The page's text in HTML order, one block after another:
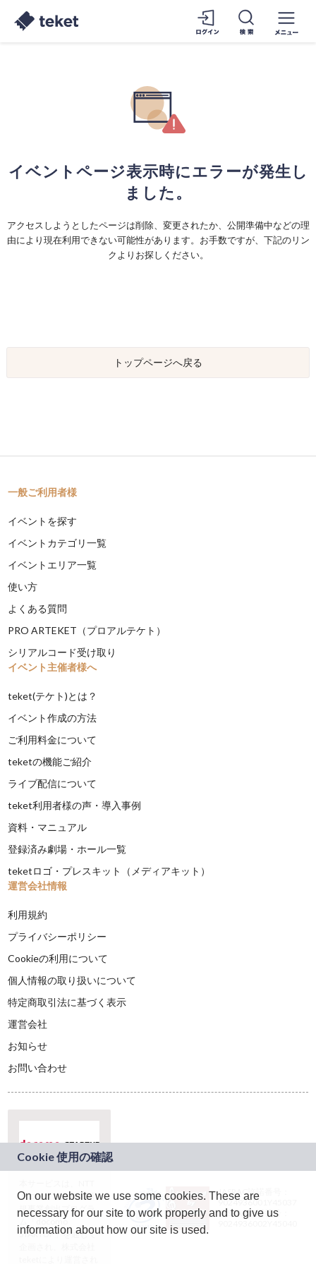
イベントページ表示時にエラーが発生し
ました。
アクセスしようとしたページは削除、変更されたか、公開準備中などの理
由により現在利用できない可能性があります。お手数ですが、下記のリン
クよりお探しください。
トップページへ戻る
一般ご利用者様
イベントを探す
イベントカテゴリ一覧
イベントエリア一覧
使い方
よくある質問
PRO ARTEKET（プロアルテケト）
シリアルコード受け取り
イベント主催者様へ
teket(テケト)とは？
イベント作成の方法
ご利用料金について
teketの機能ご紹介
ライブ配信について
teket利用者様の声・導入事例
資料・マニュアル
登録済み劇場・ホール一覧
teketロゴ・プレスキット（メディアキット）
運営会社情報
利用規約
プライバシーポリシー
Cookieの利用について
個人情報の取り扱いについて
特定商取引法に基づく表示
運営会社
お知らせ
お問い合わせ
ドコモグループの新
規事業創出プログラ
ム「docomo
STARTUP」を通じて
JASRAC許諾番号：
9024936001Y45037
JASRAC許諾番号：
On our website we use some cookies. These are
necessary for our site to work properly and to give us
information about how our site is used.